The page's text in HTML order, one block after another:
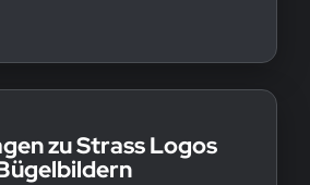
zu Strass Logos